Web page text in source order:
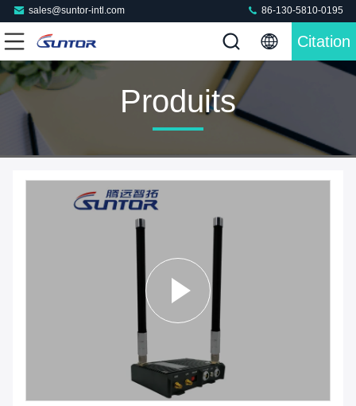
sales@suntor-intl.com 86-130-5810-0195
Citation
Produits